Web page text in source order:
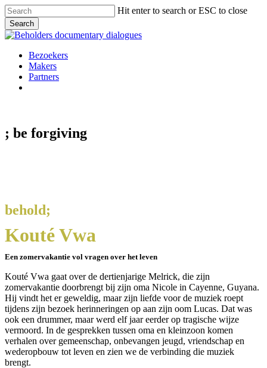
Skip
to
main
content
Hit enter to search or ESC to close
Search
Close
Menu
Bezoekers
Makers
Partners
; be forgiving
behold;
Kouté Vwa
Een zomervakantie vol vragen over het leven
Kouté Vwa gaat over de dertienjarige Melrick, die zijn
zomervakantie doorbrengt bij zijn oma Nicole in Cayenne, Guyana.
Hij vindt het er geweldig, maar zijn liefde voor de muziek roept
tijdens zijn bezoek herinneringen op aan zijn oom Lucas. Dat was
ook een drummer, maar werd elf jaar eerder op tragische wijze
vermoord. In de gesprekken tussen oma en kleinzoon komen
verhalen over gemeenschap, onbevangen jeugd, vriendschap en
wederopbouw tot leven en zien we de verbinding die muziek
brengt.